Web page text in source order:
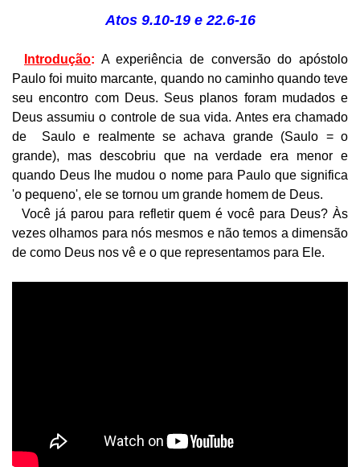
Atos 9.10-19 e 22.6-16
Introdução: A experiência de conversão do apóstolo
Paulo foi muito marcante, quando no caminho quando teve
seu encontro com Deus. Seus planos foram mudados e
Deus assumiu o controle de sua vida. Antes era chamado
de
Saulo e realmente se achava grande (Saulo = o
grande), mas descobriu que na verdade era menor e
quando Deus lhe mudou o nome para Paulo que significa
'o pequeno', ele se tornou um grande homem de Deus.
Você já parou para refletir quem é você para Deus? Às
vezes olhamos para nós mesmos e não temos a dimensão
de como Deus nos vê e o que representamos para Ele.